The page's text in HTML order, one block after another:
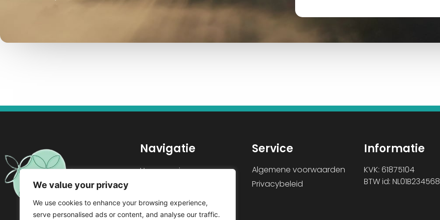
We value your privacy
We use cookies to enhance your browsing experience,
serve personalised ads or content, and analyse our traffic.
Navigatie
Homepagina
Kennis vergroten
Over mij
Service
Algemene voorwaarden
Privacybeleid
Informatie
KVK: 61875104
BTW id: